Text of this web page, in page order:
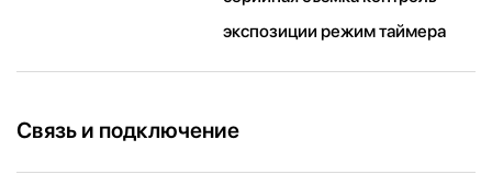
экспозиции режим таймера
Связь и подключение